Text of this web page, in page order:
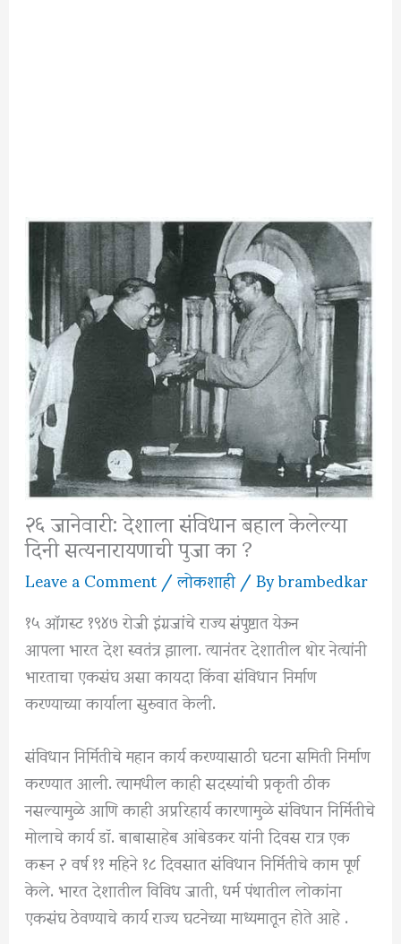
२६ जानेवारी: देशाला संविधान बहाल केलेल्या
दिनी सत्यनारायणाची पुजा का ?
Leave a Comment/लोकशाही/ Bybrambedkar
१५ ऑगस्ट १९४७ रोजी इंग्रजांचे राज्य संपुष्टात येऊन
आपला भारत देश स्वतंत्र झाला. त्यानंतर देशातील थोर नेत्यांनी
भारताचा एकसंघ असा कायदा किंवा संविधान निर्माण
करण्याच्या कार्याला सुरुवात केली.
संविधान निर्मितीचे महान कार्य करण्यासाठी घटना समिती निर्माण
करण्यात आली. त्यामधील काही सदस्यांची प्रकृती ठीक
नसल्यामुळे आणि काही अप्ररिहार्य कारणामुळे संविधान निर्मितीचे
मोलाचे कार्य डॉ. बाबासाहेब आंबेडकर यांनी दिवस रात्र एक
करून २ वर्ष ११ महिने १८ दिवसात संविधान निर्मितीचे काम पूर्ण
केले. भारत देशातील विविध जाती, धर्म पंथातील लोकांना
एकसंघ ठेवण्याचे कार्य राज्य घटनेच्या माध्यमातून होते आहे .